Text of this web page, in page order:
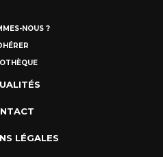
NOUS ?
LÉGALES